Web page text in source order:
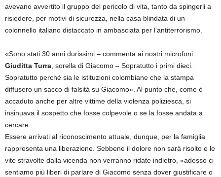
avevano avvertito il gruppo del pericolo di vita, tanto da spingerli a
risiedere, per motivi di sicurezza, nella casa blindata di un
colonnello italiano distaccato in ambasciata per l’antiterrorismo.
«Sono stati 30 anni durissimi – commenta ai nostri microfoni
Giuditta Turra, sorella di Giacomo – Sopratutto i primi dieci.
Sopratutto perché sia le istituzioni colombiane che la stampa
diffusero un sacco di falsità su Giacomo». Al punto che, come è
accaduto anche per altre vittime della violenza poliziesca, si
insinuava il sospetto che fosse colpevole o se la fosse andata a
cercare.
Essere arrivati al riconoscimento attuale, dunque, per la famiglia
rappresenta una liberazione. Sebbene il dolore non sarà risolto e le
vite stravolte dalla vicenda non verranno ridate indietro, «adesso ci
sentiamo più liberi di parlare di Giacomo senza dover giustificare o